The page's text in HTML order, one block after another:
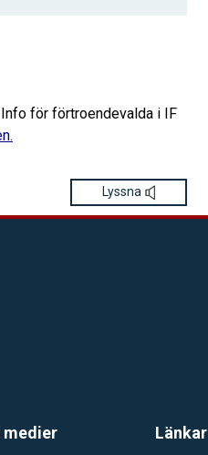
för förtroendevalda i IF
Lyssna
medier Länkar